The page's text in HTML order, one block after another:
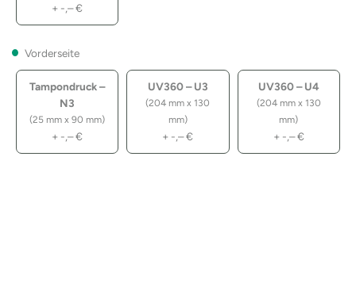
+ -,–€
Vorderseite
Tampondruck –
N3
(25 mm x 90 mm)
+ -,–€
UV360 – U3
(204 mm x 130
mm)
+ -,–€
UV360 – U4
(204 mm x 130
mm)
+ -,–€